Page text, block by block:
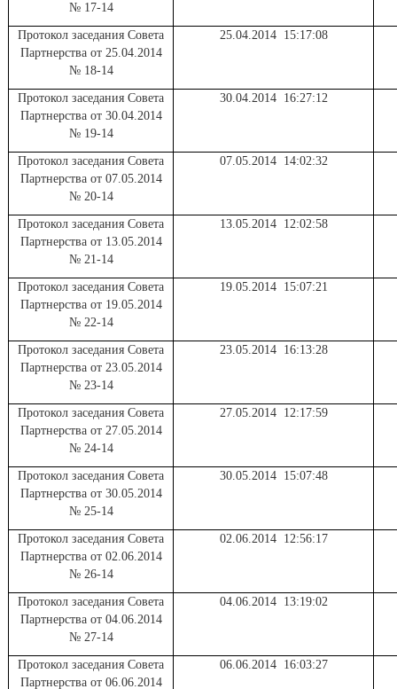
№ 17-14
Протокол заседания Совета
Партнерства от 25.04.2014
№ 18-14
25.04.2014 15:17:08
Протокол заседания Совета
Партнерства от 30.04.2014
№ 19-14
30.04.2014 16:27:12
Протокол заседания Совета
Партнерства от 07.05.2014
№ 20-14
07.05.2014 14:02:32
Протокол заседания Совета
Партнерства от 13.05.2014
№ 21-14
13.05.2014 12:02:58
Протокол заседания Совета
Партнерства от 19.05.2014
№ 22-14
19.05.2014 15:07:21
Протокол заседания Совета
Партнерства от 23.05.2014
№ 23-14
23.05.2014 16:13:28
Протокол заседания Совета
Партнерства от 27.05.2014
№ 24-14
27.05.2014 12:17:59
Протокол заседания Совета
Партнерства от 30.05.2014
№ 25-14
30.05.2014 15:07:48
Протокол заседания Совета
Партнерства от 02.06.2014
№ 26-14
02.06.2014 12:56:17
Протокол заседания Совета
Партнерства от 04.06.2014
№ 27-14
04.06.2014 13:19:02
Протокол заседания Совета
Партнерства от 06.06.2014
06.06.2014 16:03:27